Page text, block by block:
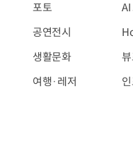
포토
공연전시
생활문화
여행·레저